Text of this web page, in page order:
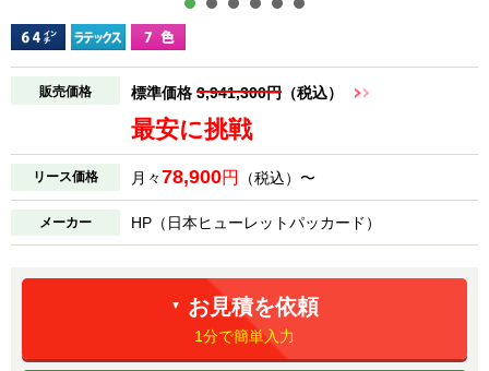
販売価格 標準価格 3,941,300円 （税込）
最安に挑戦
リース価格 月々78,900円 （税込）〜
メーカー HP（日本ヒューレットパッカード）
▼ お見積を依頼
1分で簡単入力